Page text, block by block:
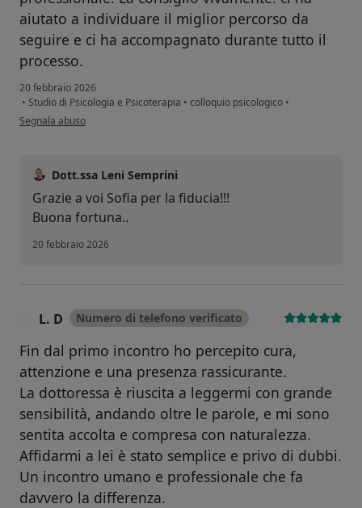
aiutato a individuare il miglior percorso da
seguire e ci ha accompagnato durante tutto il
processo.
20 febbraio 2026
• Studio di Psicologia e Psicoterapia • colloquio psicologico •
secondo l'opinione dell'utente Sofía Agnesi
Segnala abuso
Dott.ssa Leni Semprini
Grazie a voi Sofia per la fiducia!!!
Buona fortuna..
20 febbraio 2026
L. D Numero di telefono verificato
Fin dal primo incontro ho percepito cura,
attenzione e una presenza rassicurante.
La dottoressa è riuscita a leggermi con grande
sensibilità, andando oltre le parole, e mi sono
sentita accolta e compresa con naturalezza.
Affidarmi a lei è stato semplice e privo di dubbi.
Un incontro umano e professionale che fa
davvero la differenza.